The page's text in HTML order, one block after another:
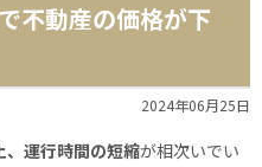
不動産の価格が下
2024年06月25日
、運行時間の短縮が相次いでい